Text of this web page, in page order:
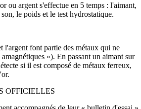
ou argent s'effectue en 5 temps : l'aimant,
le poids et le test hydrostatique.
l'argent font partie des métaux qui ne
»). En passant un aimant sur
si il est composé de métaux ferreux,
OFFICIELLES